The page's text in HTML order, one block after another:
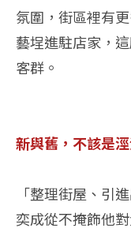
氛圍，街區裡有
藝埕進駐店家，
客群。
新與舊，不該是
「整理街屋、引
奕成從不掩飾他